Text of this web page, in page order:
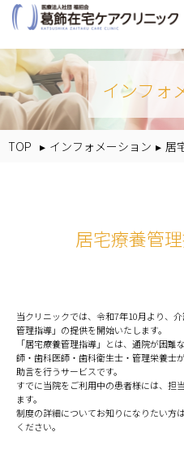
インフォ
TOP ▸ インフォメーション ▸ 居
居宅療養管
当クリニックでは、令和7年10月より、
管理指導」の提供を開始いたします。
「居宅療養管理指導」とは、通院が困
師・歯科医師・歯科衛生士・管理栄養士
助言を行うサービスです。
すでに当院をご利用中の患者様には、担
ます。
制度の詳細についてお知りになりたい方
ください。